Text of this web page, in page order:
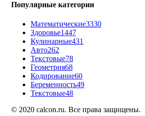
Популярные категории
Математические3330
Здоровье1447
Кулинарные431
Авто262
Текстовые78
Геометрия68
Кодирование60
Беременность49
Текстовые48
© 2020 calcon.ru. Все права защищены.